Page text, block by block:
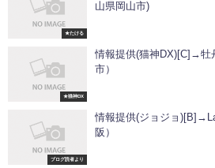
★たける
山県岡山市)
★猫神DX
情報提供(猫神DX)[C]→牡
市）
ブログ読者より
情報提供(ジョジョ
阪）